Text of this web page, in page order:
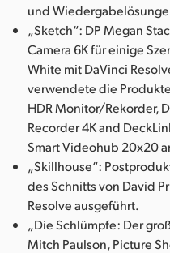
und
„Sketch“: DP Megan
Camera 6K für einige
White mit DaVinci
verwendete die
HDR Monitor/Rekorder,
Recorder 4K and
Smart Videohub 20x20
„Skillhouse“:
des Schnitts von David
Resolve ausgeführt.
„Die Schlümpfe: Der
Mitch Paulson, Picture